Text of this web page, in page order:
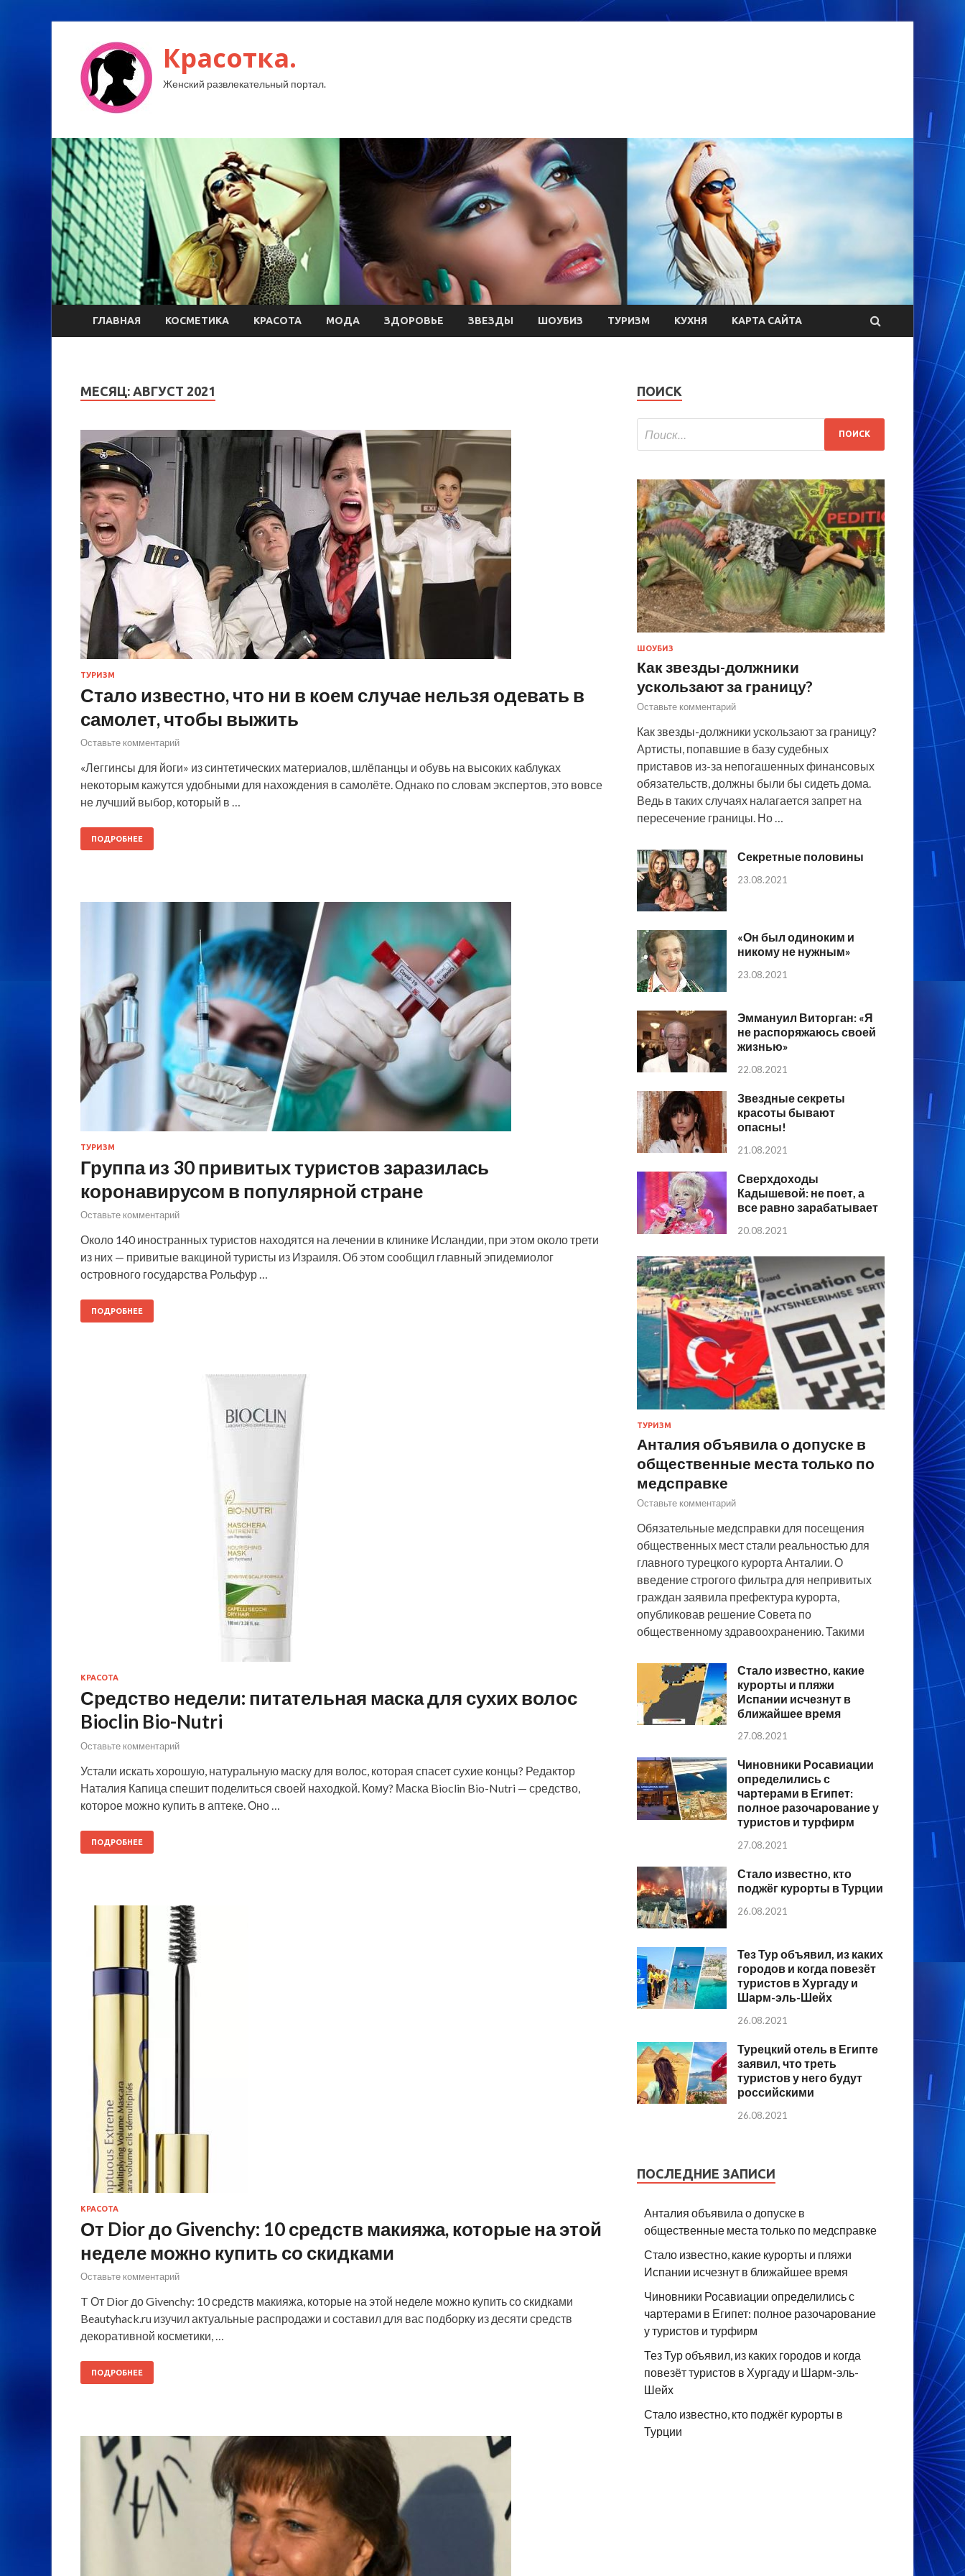
Красотка.
Женский развлекательный портал.
ГЛАВНАЯ КОСМЕТИКА КРАСОТА МОДА ЗДОРОВЬЕ ЗВЕЗДЫ ШОУБИЗ ТУРИЗМ КУХНЯ КАРТА САЙТА
МЕСЯЦ: АВГУСТ 2021
ТУРИЗМ
Стало известно, что ни в коем случае нельзя одевать в
самолет, чтобы выжить
Оставьте комментарий
«Леггинсы для йоги» из синтетических материалов, шлёпанцы и обувь на высоких каблуках
некоторым кажутся удобными для нахождения в самолёте. Однако по словам экспертов, это вовсе
не лучший выбор, который в …
ПОДРОБНЕЕ
ТУРИЗМ
Группа из 30 привитых туристов заразилась
коронавирусом в популярной стране
Оставьте комментарий
Около 140 иностранных туристов находятся на лечении в клинике Исландии, при этом около трети
из них — привитые вакциной туристы из Израиля. Об этом сообщил главный эпидемиолог
островного государства Рольфур …
ПОДРОБНЕЕ
КРАСОТА
Средство недели: питательная маска для сухих волос
Bioclin Bio-Nutri
Оставьте комментарий
Устали искать хорошую, натуральную маску для волос, которая спасет сухие концы? Редактор
Наталия Капица спешит поделиться своей находкой. Кому? Маска Bioclin Bio-Nutri — средство,
которое можно купить в аптеке. Оно …
ПОДРОБНЕЕ
КРАСОТА
От Dior до Givenchy: 10 средств макияжа, которые на этой
неделе можно купить со скидками
Оставьте комментарий
T От Dior до Givenchy: 10 средств макияжа, которые на этой неделе можно купить со скидками
Beautyhack.ru изучил актуальные распродажи и составил для вас подборку из десяти средств
декоративной косметики, …
ПОДРОБНЕЕ
ПОИСК
ШОУБИЗ
Как звезды-должники
ускользают за границу?
Оставьте комментарий
Как звезды-должники ускользают за границу?
Артисты, попавшие в базу судебных
приставов из-за непогашенных финансовых
обязательств, должны были бы сидеть дома.
Ведь в таких случаях налагается запрет на
пересечение границы. Но …
Секретные половины
23.08.2021
«Он был одиноким и
никому не нужным»
23.08.2021
Эммануил Виторган: «Я
не распоряжаюсь своей
жизнью»
22.08.2021
Звездные секреты
красоты бывают
опасны!
21.08.2021
Сверхдоходы
Кадышевой: не поет, а
все равно зарабатывает
20.08.2021
ТУРИЗМ
Анталия объявила о допуске в
общественные места только по
медсправке
Оставьте комментарий
Обязательные медсправки для посещения
общественных мест стали реальностью для
главного турецкого курорта Анталии. О
введение строгого фильтра для непривитых
граждан заявила префектура курорта,
опубликовав решение Совета по
общественному здравоохранению. Такими
Стало известно, какие
курорты и пляжи
Испании исчезнут в
ближайшее время
27.08.2021
Чиновники Росавиации
определились с
чартерами в Египет:
полное разочарование у
туристов и турфирм
27.08.2021
Стало известно, кто
поджёг курорты в Турции
26.08.2021
Тез Тур объявил, из каких
городов и когда повезёт
туристов в Хургаду и
Шарм-эль-Шейх
26.08.2021
Турецкий отель в Египте
заявил, что треть
туристов у него будут
российскими
26.08.2021
ПОСЛЕДНИЕ ЗАПИСИ
Анталия объявила о допуске в
общественные места только по медсправке
Стало известно, какие курорты и пляжи
Испании исчезнут в ближайшее время
Чиновники Росавиации определились с
чартерами в Египет: полное разочарование
у туристов и турфирм
Тез Тур объявил, из каких городов и когда
повезёт туристов в Хургаду и Шарм-эль-
Шейх
Стало известно, кто поджёг курорты в
Турции